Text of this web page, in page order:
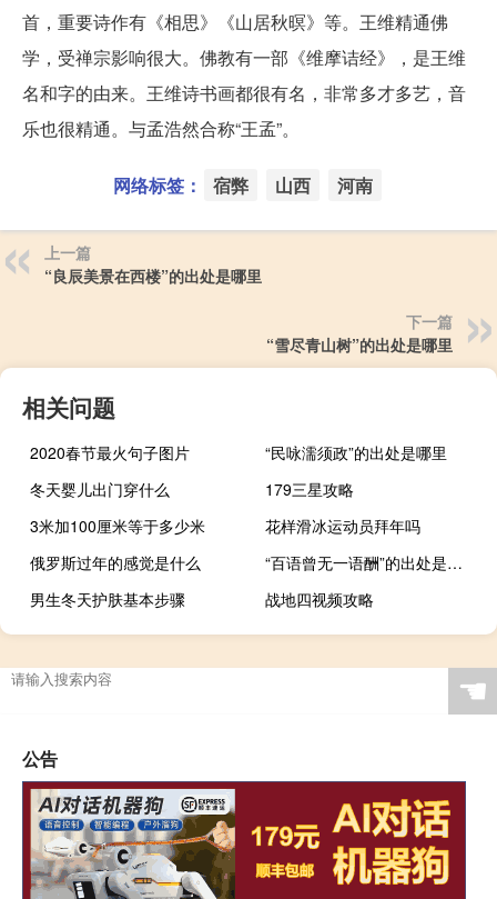
首，重要诗作有《相思》《山居秋暝》等。王维精通佛
学，受禅宗影响很大。佛教有一部《维摩诘经》，是王维
名和字的由来。王维诗书画都很有名，非常多才多艺，音
乐也很精通。与孟浩然合称“王孟”。
网络标签： 宿弊 山西 河南
上一篇
“良辰美景在西楼”的出处是哪里
下一篇
“雪尽青山树”的出处是哪里
相关问题
2020春节最火句子图片
“民咏濡须政”的出处是哪里
冬天婴儿出门穿什么
179三星攻略
3米加100厘米等于多少米
花样滑冰运动员拜年吗
俄罗斯过年的感觉是什么
“百语曾无一语酬”的出处是哪里
男生冬天护肤基本步骤
战地四视频攻略
☚
公告